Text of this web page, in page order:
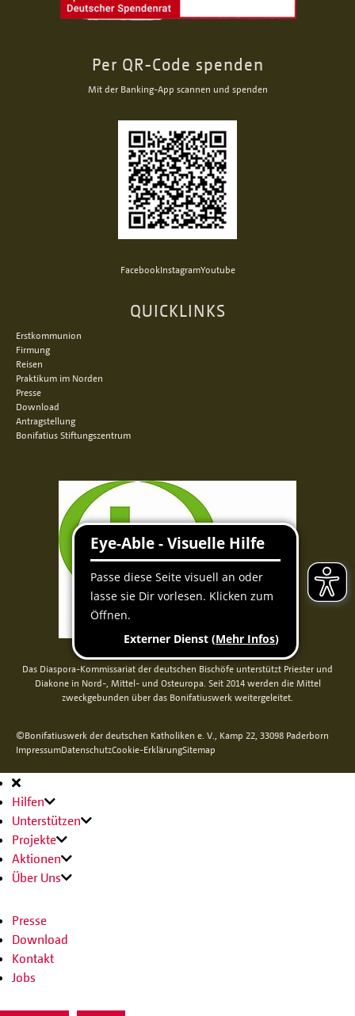
Per QR-Code spenden
Mit der Banking-App scannen und spenden
FacebookInstagramYoutube
QUICKLINKS
Erstkommunion
Firmung
Reisen
Praktikum im Norden
Presse
Download
Antragstellung
Bonifatius Stiftungszentrum
Das Diaspora-Kommissariat der deutschen Bischöfe unterstützt Priester und
Diakone in Nord-, Mittel- und Osteuropa. Seit 2014 werden die Mittel
zweckgebunden über das Bonifatiuswerk weitergeleitet.
©Bonifatiuswerk der deutschen Katholiken e. V., Kamp 22, 33098 Paderborn
ImpressumDatenschutzCookie-ErklärungSitemap
Hauptnavigation
Hilfen
Unterstützen
Projekte
Aktionen
Über Uns
Presse
Download
Kontakt
Jobs